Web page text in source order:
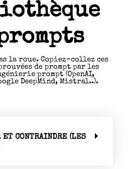
la roue. Copiez-collez ces
de prompt par les
prompt (OpenAI,
DeepMind, Mistral..).
ET CONTRAINDRE (LES